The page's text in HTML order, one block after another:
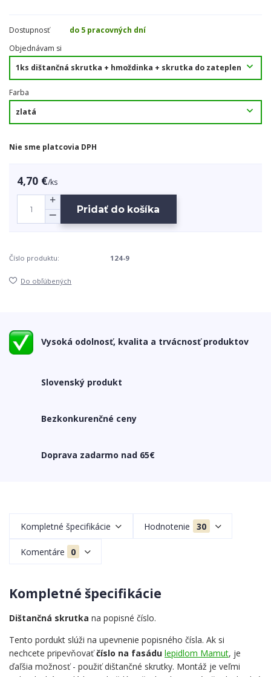
Dostupnosť
do 5 pracovných dní
Objednávam si
Farba
Nie sme platcovia DPH
4,70 €/ks
Pridať do košíka
Číslo produktu: 124-9
Do obľúbených
Vysoká odolnosť, kvalita a trvácnosť produktov
Slovenský produkt
Bezkonkurenčné ceny
Doprava zadarmo nad 65€
Kompletné špecifikácie Hodnotenie 30
Komentáre 0
Kompletné špecifikácie
Dištančná skrutka na popisné číslo.
Tento pordukt slúži na upevnenie popisného čísla. Ak si
nechcete pripevňovaťčíslo na fasádu lepidlom Mamut, je
ďaľšia možnosť - použiť dištančné skrutky. Montáž je veľmi